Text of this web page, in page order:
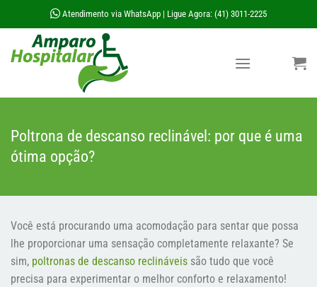
to
content
Atendimento via WhatsApp Ligue Agora: (41) 3011-2225
Poltrona de descanso reclinável: por que é uma
ótima opção?
Você está procurando uma acomodação para sentar que possa
lhe proporcionar uma sensação completamente relaxante? Se
sim, poltronas de descanso reclináveis ​​são tudo que você
precisa para experimentar o melhor conforto e relaxamento!